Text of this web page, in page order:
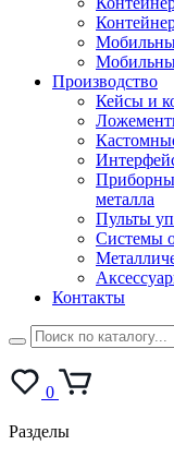
Производство
Кейсы и
металла
Пульты
Системы
Контакты
0
Разделы